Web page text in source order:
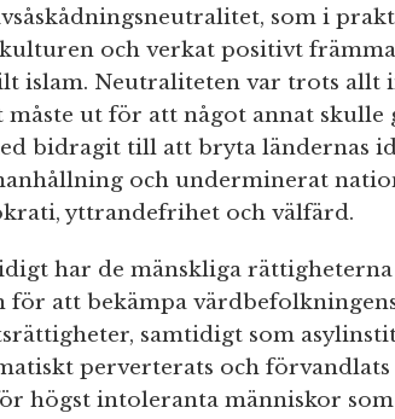
som i
och verkat positivt
islam. Neutraliteten var trots allt
måste ut för att något annat
bidragit till att bryta ländernas
och underminerat
yttrandefrihet och välfärd.
har de mänskliga
för att bekämpa
samtidigt som
perverterats och
högst intoleranta människor